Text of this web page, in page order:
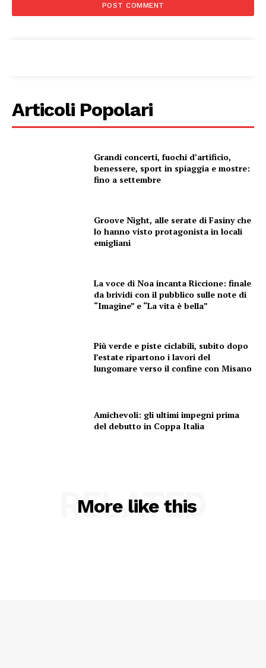
Articoli Popolari
Grandi concerti, fuochi d’artificio,
benessere, sport in spiaggia e mostre:
fino a settembre
Groove Night, alle serate di Fasiny che
lo hanno visto protagonista in locali
emigliani
La voce di Noa incanta Riccione: finale
da brividi con il pubblico sulle note di
“Imagine” e “La vita è bella”
Più verde e piste ciclabili, subito dopo
l’estate ripartono i lavori del
lungomare verso il confine con Misano
Amichevoli: gli ultimi impegni prima
del debutto in Coppa Italia
More like this
RELATED